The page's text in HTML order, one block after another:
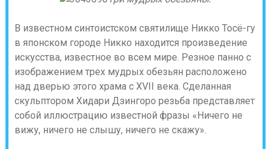
В известном синтоистском святилище Никко Тосё-гу
в японском городе Никко находится произведение
искусства, известное во всем мире. Резное панно с
изображением трех мудрых обезьян расположено
над дверью этого храма с XVII века. Сделанная
скульптором Хидари Дзингоро резьба представляет
собой иллюстрацию известной фразы «Ничего не
вижу, ничего не слышу, ничего не скажу».